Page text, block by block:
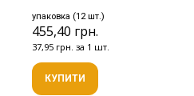
упаковка (12 шт.)
455,40 грн.
37,95 грн. за 1 шт.
КУПИТИ